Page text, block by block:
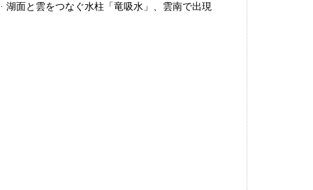
· 湖面と雲をつなぐ水柱「竜吸水」、雲南で出現